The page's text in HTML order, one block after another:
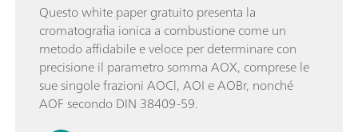
Questo white paper gratuito presenta la
cromatografia ionica a combustione come un
metodo affidabile e veloce per determinare con
precisione il parametro somma AOX, comprese le
sue singole frazioni AOCl, AOI e AOBr, nonché
AOF secondo DIN 38409-59.